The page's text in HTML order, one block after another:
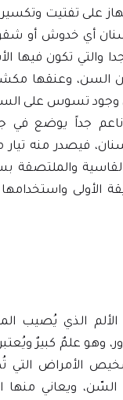
على تفتيت
أي خدوش أو
جدا والتي تكون فيها
السن، وعنقها
وجود تسوس على
جداً يوضع في
فيصدر منه
والملتصقة
الأولى
الذي يُصيب
وهو علمٌ كبيرٌ
الأمراض
ويعاني منها